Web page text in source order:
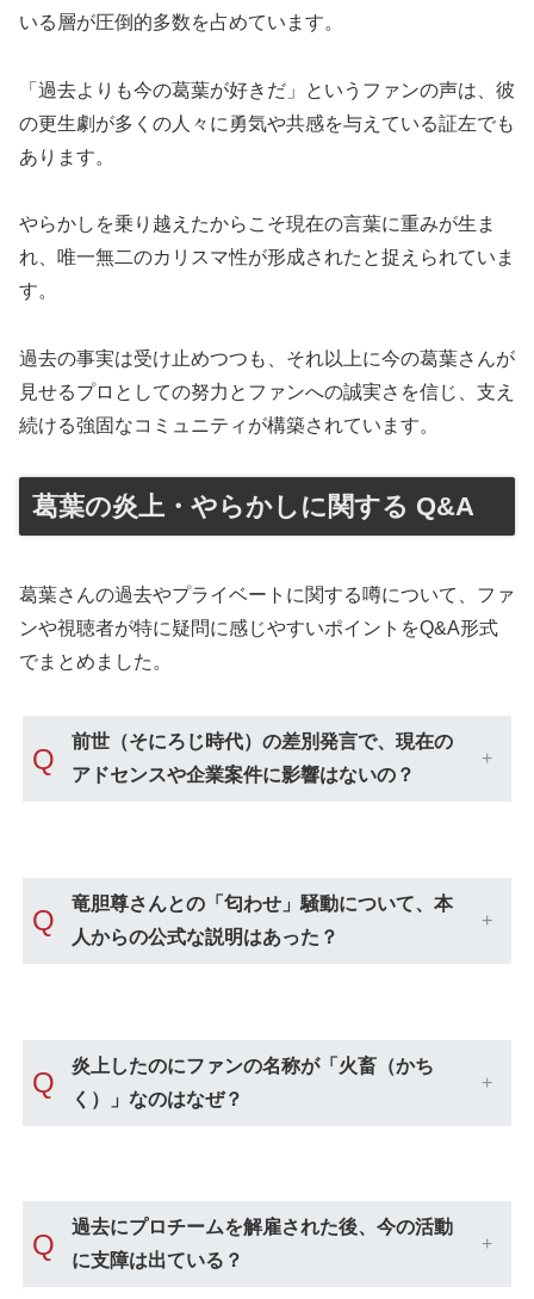
いる層が圧倒的多数を占めています。
「過去よりも今の葛葉が好きだ」というファンの声は、彼
の更生劇が多くの人々に勇気や共感を与えている証左でも
あります。
やらかしを乗り越えたからこそ現在の言葉に重みが生ま
れ、唯一無二のカリスマ性が形成されたと捉えられていま
す。
過去の事実は受け止めつつも、それ以上に今の葛葉さんが
見せるプロとしての努力とファンへの誠実さを信じ、支え
続ける強固なコミュニティが構築されています。
葛葉の炎上・やらかしに関する Q&A
葛葉さんの過去やプライベートに関する噂について、ファ
ンや視聴者が特に疑問に感じやすいポイントをQ&A形式
でまとめました。
Q
前世（そにろじ時代）の差別発言で、現在の
アドセンスや企業案件に影響はないの？
Q
竜胆尊さんとの「匂わせ」騒動について、本
人からの公式な説明はあった？
Q
炎上したのにファンの名称が「火畜（かち
く）」なのはなぜ？
Q
過去にプロチームを解雇された後、今の活動
に支障は出ている？